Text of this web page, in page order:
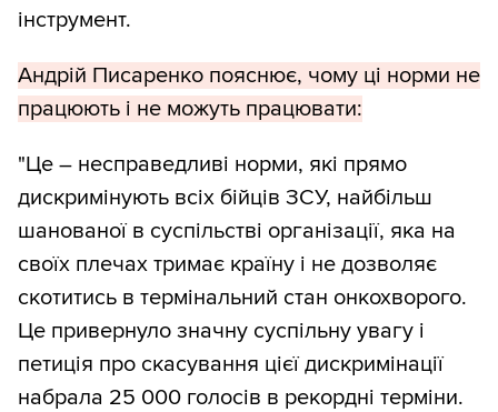
інструмент.
Андрій Писаренко пояснює, чому ці норми не
працюють і не можуть працювати:
"Це – несправедливі норми, які прямо
дискримінують всіх бійців ЗСУ, найбільш
шанованої в суспільстві організації, яка на
своїх плечах тримає країну і не дозволяє
скотитись в термінальний стан онкохворого.
Це привернуло значну суспільну увагу і
петиція про скасування цієї дискримінації
набрала 25 000 голосів в рекордні терміни.